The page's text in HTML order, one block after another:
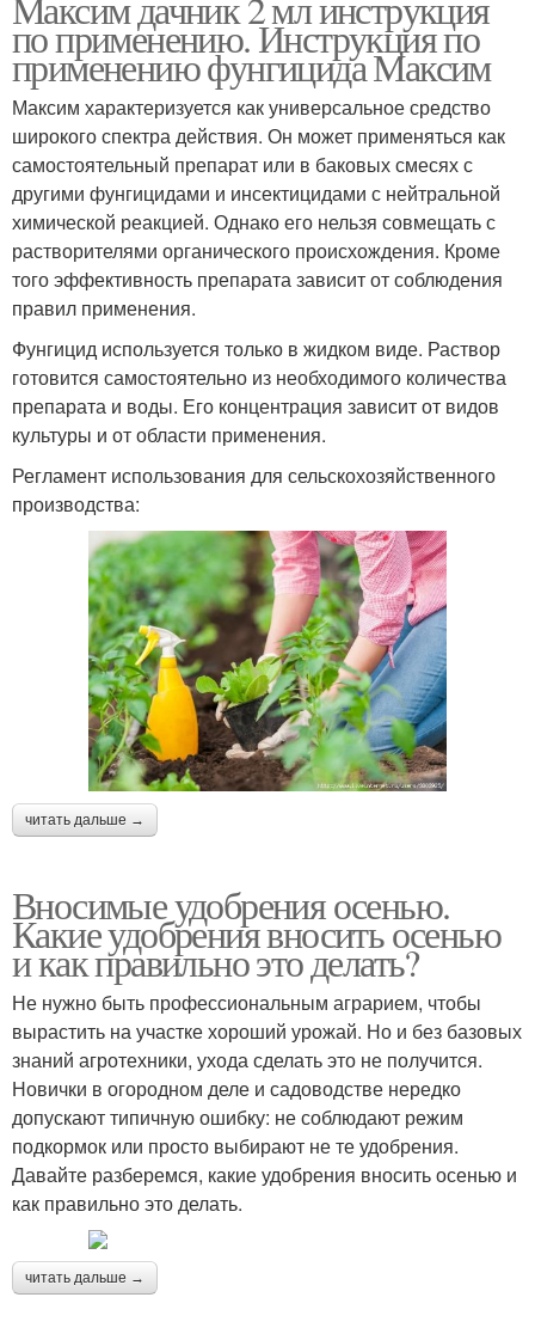
по применению. Инструкция по
применению фунгицида Максим
Максим характеризуется как универсальное средство
широкого спектра действия. Он может применяться как
самостоятельный препарат или в баковых смесях с
другими фунгицидами и инсектицидами с нейтральной
химической реакцией. Однако его нельзя совмещать с
растворителями органического происхождения. Кроме
того эффективность препарата зависит от соблюдения
правил применения.
Фунгицид используется только в жидком виде. Раствор
готовится самостоятельно из необходимого количества
препарата и воды. Его концентрация зависит от видов
культуры и от области применения.
Регламент использования для сельскохозяйственного
производства:
читать дальше →
Вносимые удобрения осенью.
Какие удобрения вносить осенью
и как правильно это делать?
Не нужно быть профессиональным аграрием, чтобы
вырастить на участке хороший урожай. Но и без базовых
знаний агротехники, ухода сделать это не получится.
Новички в огородном деле и садоводстве нередко
допускают типичную ошибку: не соблюдают режим
подкормок или просто выбирают не те удобрения.
Давайте разберемся, какие удобрения вносить осенью и
как правильно это делать.
читать дальше →